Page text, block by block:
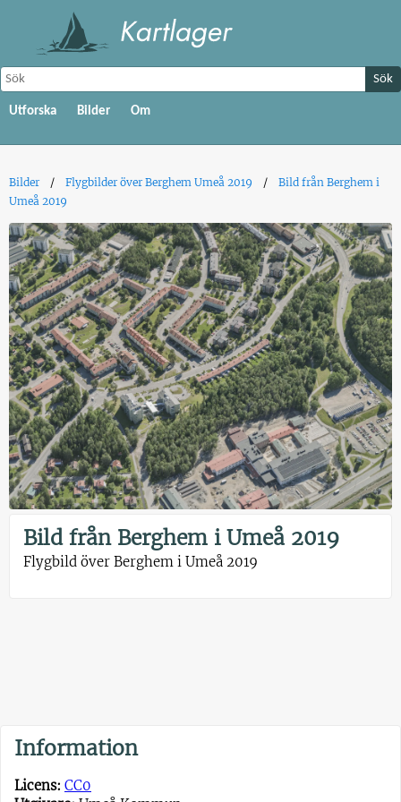
Sök
Utforska Bilder Om
Bilder Flygbilder över Berghem Umeå 2019
Bild från Berghem i
Umeå 2019
Bild från Berghem i Umeå 2019
Flygbild över Berghem i Umeå 2019
Information
Licens: CC0